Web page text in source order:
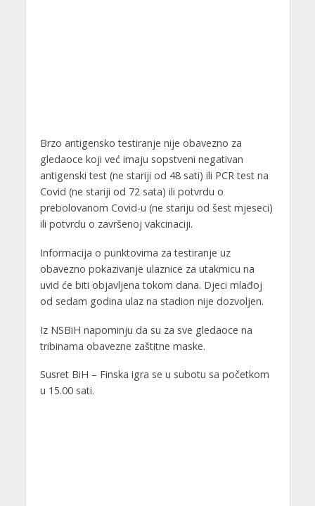
Brzo antigensko testiranje nije obavezno za
gledaoce koji već imaju sopstveni negativan
antigenski test (ne stariji od 48 sati) ili PCR test na
Covid (ne stariji od 72 sata) ili potvrdu o
prebolovanom Covid-u (ne stariju od šest mjeseci)
ili potvrdu o završenoj vakcinaciji.
Informacija o punktovima za testiranje uz
obavezno pokazivanje ulaznice za utakmicu na
uvid će biti objavljena tokom dana. Djeci mlađoj
od sedam godina ulaz na stadion nije dozvoljen.
Iz NSBiH napominju da su za sve gledaoce na
tribinama obavezne zaštitne maske.
Susret BiH – Finska igra se u subotu sa početkom
u 15.00 sati.